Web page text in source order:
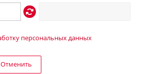
персональных данных
Отменить